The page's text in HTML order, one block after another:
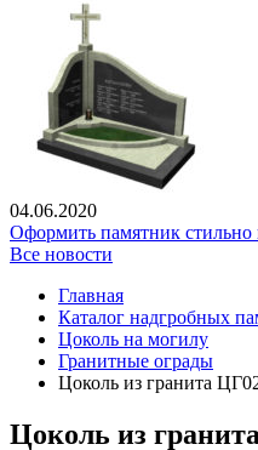
04.06.2020
Оформить памятник
Все новости
Главная
Каталог надгробных
Цоколь на могилу
Гранитные ограды
Цоколь из гранита
Цоколь из